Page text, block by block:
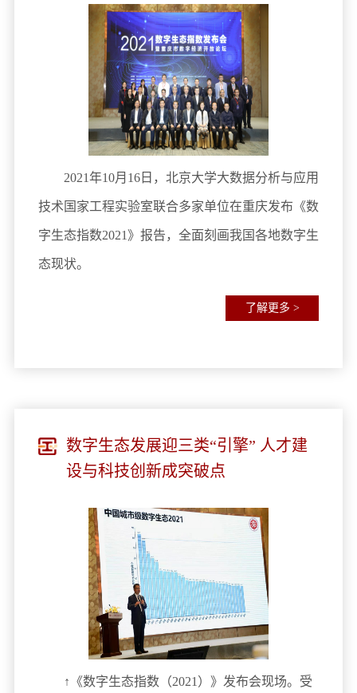
2021年10月16日，北京大学大数据分析与应用
技术国家工程实验室联合多家单位在重庆发布《数
字生态指数2021》报告，全面刻画我国各地数字生
态现状。
了解更多 >
数字生态发展迎三类“引擎” 人才建
设与科技创新成突破点
↑《数字生态指数（2021）》发布会现场。受